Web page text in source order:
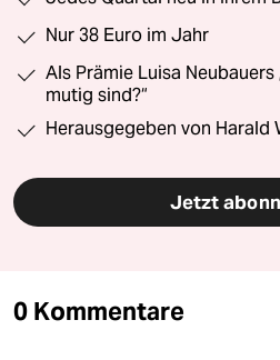
Nur 38 Euro im Jahr
Als Prämie Luisa Neubauers
mutig sind?“
Herausgegeben von Harald
Jetzt
0 Kommentare